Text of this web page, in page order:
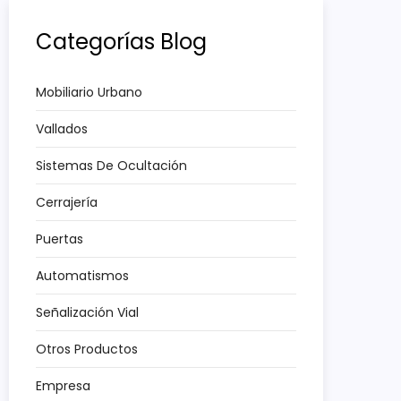
Categorías Blog
Mobiliario Urbano
Vallados
Sistemas De Ocultación
Cerrajería
Puertas
Automatismos
Señalización Vial
Otros Productos
Empresa